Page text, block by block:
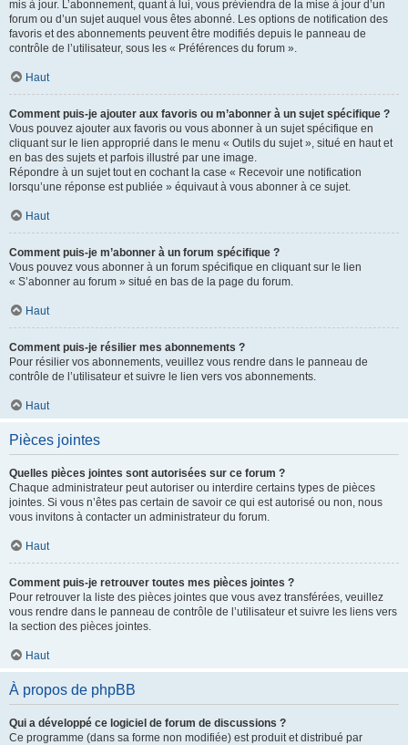
mis à jour. L’abonnement, quant à lui, vous préviendra de la mise à jour d’un
forum ou d’un sujet auquel vous êtes abonné. Les options de notification des
favoris et des abonnements peuvent être modifiés depuis le panneau de
contrôle de l’utilisateur, sous les « Préférences du forum ».
Haut
Comment puis-je ajouter aux favoris ou m’abonner à un sujet spécifique ?
Vous pouvez ajouter aux favoris ou vous abonner à un sujet spécifique en
cliquant sur le lien approprié dans le menu « Outils du sujet », situé en haut et
en bas des sujets et parfois illustré par une image.
Répondre à un sujet tout en cochant la case « Recevoir une notification
lorsqu’une réponse est publiée » équivaut à vous abonner à ce sujet.
Haut
Comment puis-je m’abonner à un forum spécifique ?
Vous pouvez vous abonner à un forum spécifique en cliquant sur le lien
« S’abonner au forum » situé en bas de la page du forum.
Haut
Comment puis-je résilier mes abonnements ?
Pour résilier vos abonnements, veuillez vous rendre dans le panneau de
contrôle de l’utilisateur et suivre le lien vers vos abonnements.
Haut
Pièces jointes
Quelles pièces jointes sont autorisées sur ce forum ?
Chaque administrateur peut autoriser ou interdire certains types de pièces
jointes. Si vous n’êtes pas certain de savoir ce qui est autorisé ou non, nous
vous invitons à contacter un administrateur du forum.
Haut
Comment puis-je retrouver toutes mes pièces jointes ?
Pour retrouver la liste des pièces jointes que vous avez transférées, veuillez
vous rendre dans le panneau de contrôle de l’utilisateur et suivre les liens vers
la section des pièces jointes.
Haut
À propos de phpBB
Qui a développé ce logiciel de forum de discussions ?
Ce programme (dans sa forme non modifiée) est produit et distribué par